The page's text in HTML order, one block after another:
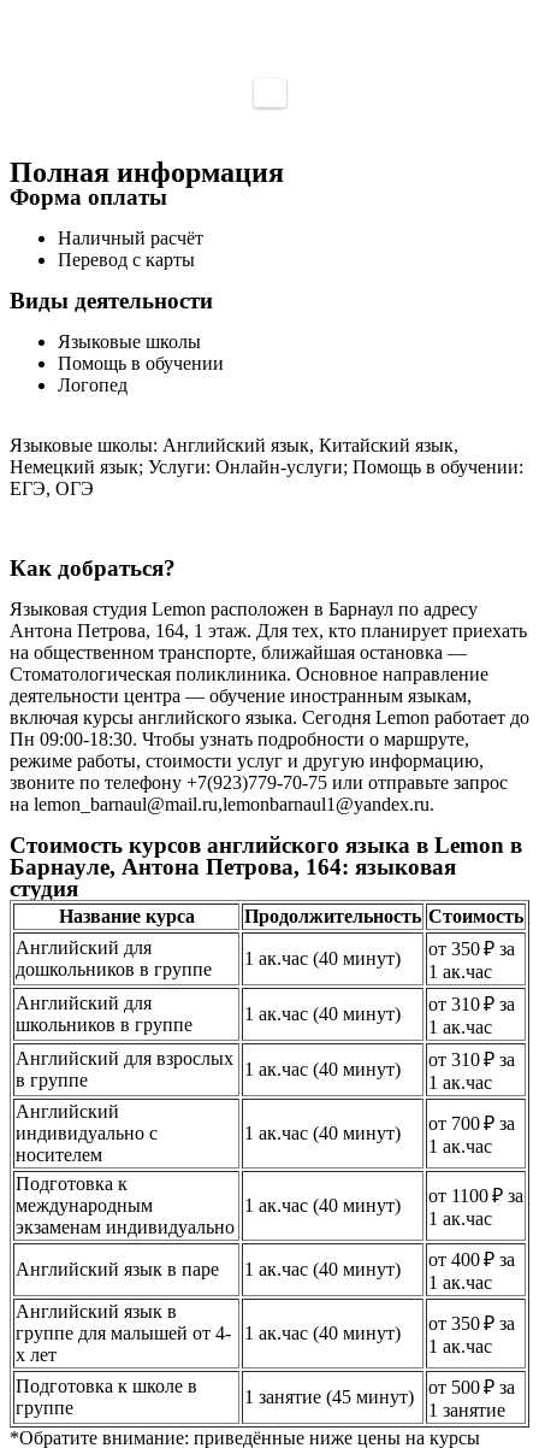
Полная информация
Форма оплаты
Наличный расчёт
Перевод с карты
Виды деятельности
Языковые школы
Помощь в обучении
Логопед
Языковые школы: Английский язык, Китайский язык,
Немецкий язык; Услуги: Онлайн-услуги; Помощь в обучении:
ЕГЭ, ОГЭ
Как добраться?
Языковая студия Lemon расположен в Барнаул по адресу
Антона Петрова, 164, 1 этаж. Для тех, кто планирует приехать
на общественном транспорте, ближайшая остановка —
Стоматологическая поликлиника. Основное направление
деятельности центра — обучение иностранным языкам,
включая курсы английского языка. Сегодня Lemon работает до
Пн 09:00-18:30. Чтобы узнать подробности о маршруте,
режиме работы, стоимости услуг и другую информацию,
звоните по телефону +7(923)779-70-75 или отправьте запрос
на lemon_barnaul@mail.ru,lemonbarnaul1@yandex.ru.
Стоимость курсов английского языка в Lemon в
Барнауле, Антона Петрова, 164: языковая
студия
Название курса Продолжительность Стоимость
Английский для
дошкольников в группе
1 ак.час (40 минут)
от 350 ₽ за
1 ак.час
Английский для
школьников в группе
1 ак.час (40 минут)
от 310 ₽ за
1 ак.час
Английский для взрослых
в группе
1 ак.час (40 минут)
от 310 ₽ за
1 ак.час
Английский
индивидуально с
носителем
1 ак.час (40 минут)
от 700 ₽ за
1 ак.час
Подготовка к
международным
экзаменам индивидуально
1 ак.час (40 минут)
от 1100 ₽ за
1 ак.час
Английский язык в паре 1 ак.час (40 минут)
от 400 ₽ за
1 ак.час
Английский язык в
группе для малышей от 4-
х лет
1 ак.час (40 минут)
от 350 ₽ за
1 ак.час
Подготовка к школе в
группе
1 занятие (45 минут)
от 500 ₽ за
1 занятие
*Обратите внимание: приведённые ниже цены на курсы